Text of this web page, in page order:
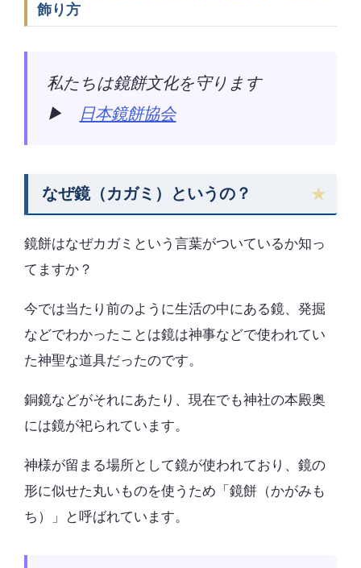
飾り方
私たちは鏡餅文化を守ります
▶
日本鏡餅協会
なぜ鏡（カガミ）というの？
鏡餅はなぜカガミという言葉がついているか知っ
てますか？
今では当たり前のように生活の中にある鏡、発掘
などでわかったことは鏡は神事などで使われてい
た神聖な道具だったのです。
銅鏡などがそれにあたり、現在でも神社の本殿奥
には鏡が祀られています。
神様が留まる場所として鏡が使われており、鏡の
形に似せた丸いものを使うため「鏡餅（かがみも
ち）」と呼ばれています。